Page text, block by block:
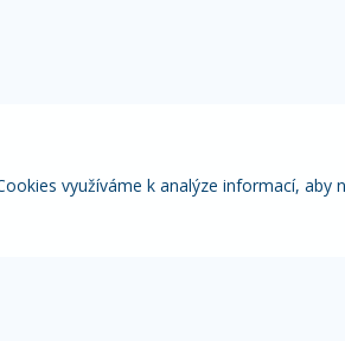
využíváme k analýze informací, aby